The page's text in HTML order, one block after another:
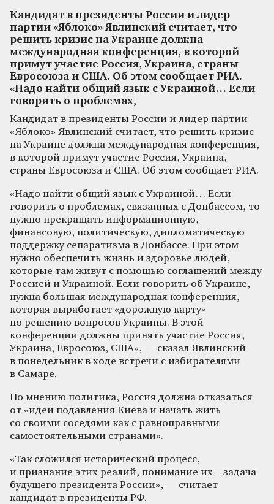
Кандидат в президенты России и лидер
партии «Яблоко» Явлинский считает, что
решить кризис на Украине должна
международная конференция, в которой
примут участие Россия, Украина, страны
Евросоюза и США. Об этом сообщает РИА.
«Надо найти общий язык с Украиной… Если
говорить о проблемах,
Кандидат в президенты России и лидер партии
«Яблоко» Явлинский считает, что решить кризис
на Украине должна международная конференция,
в которой примут участие Россия, Украина,
страны Евросоюза и США. Об этом сообщает РИА.
«Надо найти общий язык с Украиной… Если
говорить о проблемах, связанных с Донбассом, то
нужно прекращать информационную,
финансовую, политическую, дипломатическую
поддержку сепаратизма в Донбассе. При этом
нужно обеспечить жизнь и здоровье людей,
которые там живут с помощью соглашений между
Россией и Украиной. Если говорить об Украине,
нужна большая международная конференция,
которая выработает «дорожную карту»
по решению вопросов Украины. В этой
конференции должны принять участие Россия,
Украина, Евросоюз, США», — сказал Явлинский
в понедельник в ходе встречи с избирателями
в Самаре.
По мнению политика, Россия должна отказаться
от «идеи подавления Киева и начать жить
со своими соседями как с равноправными
самостоятельными странами».
«Так сложился исторический процесс,
и признание этих реалий, понимание их – задача
будущего президента России», — считает
кандидат в президенты РФ.